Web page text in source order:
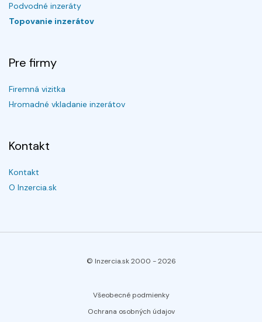
Podvodné inzeráty
Topovanie inzerátov
Pre firmy
Firemná vizitka
Hromadné vkladanie inzerátov
Kontakt
Kontakt
O Inzercia.sk
© Inzercia.sk 2000 -2026
Všeobecné podmienky
Ochrana osobných údajov